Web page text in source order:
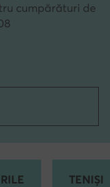
cumpărături de
TENIȘI